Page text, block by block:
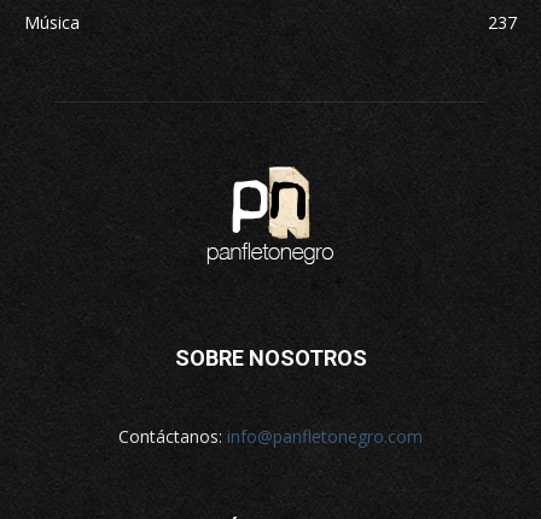
Música
237
SOBRE NOSOTROS
Contáctanos: info@panfletonegro.com